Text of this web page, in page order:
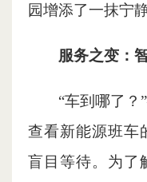
园增添了一抹宁静
服务之变：
“车到哪了
查看新能源班车
盲目等待。为了